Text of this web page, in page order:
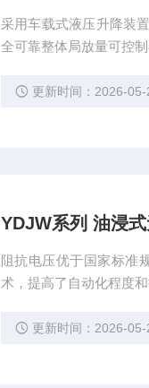
采用车载式液压升降装
全可靠整体局放量可控
更新时间：2026-05-
YDJW系列 油浸
阻抗电压优于国家标准
术，提高了自动化程度
更新时间：2026-05-